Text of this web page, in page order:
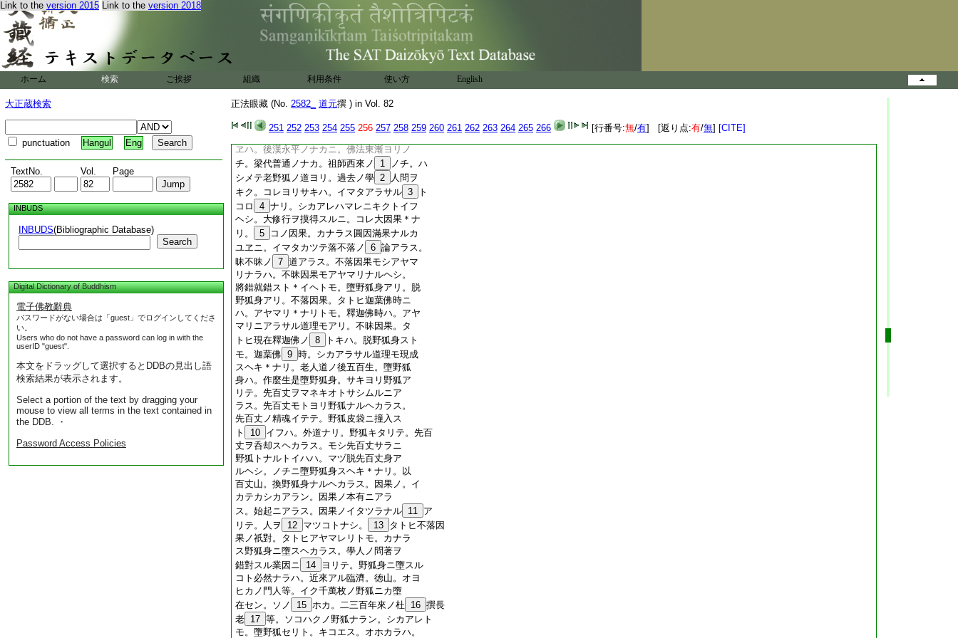
Link to the version 2015 Link to the version 2018
ホーム 検索 ご挨拶 組織 利用条件 使い方 English
大正蔵検索
punctuation Hangul Eng
TextNo. Vol. Page
INBUDS
INBUDS(Bibliographic Database)
Search
Digital Dictionary of Buddhism
電子佛教辭典
パスワードがない場合は「guest」でログインしてくださ
い。
Users who do not have a password can log in with the
userID "guest".
本文をドラッグして選択するとDDBの見出し語
検索結果が表示されます。
Select a portion of the text by dragging your
mouse to view all terms in the text contained in
the DDB. ・
Password Access Policies
正法眼藏 (No. 2582_ 道元撰 ) in Vol. 82
251 252 253 254 255 256 257 258 259 260 261 262 263 264 265 266 [行番号:無/有] [返り点:有/無] [CITE]
丈山ト。一ニ 19
アラス。異ニアラス。前三三
ニアラス。後三三ニアラス。過去ノ百丈山
キタリテ。而今ノ百丈山トナレルニアラ
ス。イマノ百丈山サキタチテ。迦葉佛時ノ
百丈山ニアラサレトモ。曾住此山ノ公案
アリ。爲學人道。ソレ今百丈ノ爲老人道ノ
コトシ。因學人問。ソレ今老人問
21 ノコト
シ。擧スレハ 一不レ得 レ 擧スルヲ レ 二 ヲ 。放二 過
在
第二
ナリ。過去學人問。過去百丈山ノ
大修行底ノ人。還テ落 ルヤ 二 因果 ニ一也 タ無ヤ。コノ問。マ
ヱハ。後漢永平ノナカニ。佛法東漸ヨリノ
チ。梁代普通ノナカ。祖師西來ノ
1
ノチ。ハ
シメテ老野狐ノ道ヨリ。過去ノ學 2
人問ヲ
キク。コレヨリサキハ。イマタアラサル 3
ト
コロ
4 ナリ。シカアレハマレニキクトイフ
ヘシ。大修行ヲ摸得スルニ。コレ大因果＊ナ
リ。
5
コノ因果。カナラス圓因滿果ナルカ
ユヱニ。イマタカツテ落不落ノ
6 論アラス。
昧不昧ノ
7 道アラス。不落因果モシアヤマ
リナラハ。不昧因果モアヤマリナルヘシ。
將錯就錯スト＊イヘトモ。墮野狐身アリ。脱
野狐身アリ。不落因果。タトヒ迦葉佛時ニ
ハ。アヤマリ＊ナリトモ。釋迦佛時ハ。アヤ
マリニアラサル道理モアリ。不昧因果。タ
トヒ現在釋迦佛ノ
8
トキハ。脱野狐身スト
モ。迦葉佛 9 時。シカアラサル道理モ現成
スヘキ＊ナリ。老人道ノ後五百生。墮野狐
身ハ。作麼生是墮野狐身。サキヨリ野狐ア
リテ。先百丈ヲマネキオトサシムルニア
ラス。先百丈モトヨリ野狐ナルヘカラス。
先百丈ノ精魂イテテ。野狐皮袋ニ撞入ス
ト
10 イフハ。外道ナリ。野狐キタリテ。先百
丈ヲ呑却スヘカラス。モシ先百丈サラニ
野狐トナルトイハハ。マヅ脱先百丈身ア
ルヘシ。ノチニ墮野狐身スヘキ＊ナリ。以
百丈山。換野狐身ナルヘカラス。因果ノ。イ
カテカシカアラン。因果ノ本有ニアラ
ス。始起ニアラス。因果ノイタツラナル 11 ア
リテ。人ヲ
12 マツコトナシ。 13 タトヒ不落因
果ノ祇對。タトヒアヤマレリトモ。カナラ
ス野狐身ニ墮スヘカラス。學人ノ問著ヲ
錯對スル業因ニ
14
ヨリテ。野狐身ニ墮スル
コト必然ナラハ。近來アル臨濟。徳山。オヨ
ヒカノ門人等。イク千萬枚ノ野狐ニカ墮
在セン。ソノ
15 ホカ。二三百年來ノ杜 16 撰長
老 17 等。ソコハクノ野狐ナラン。シカアレト
モ。墮野狐セリト。キコエス。オホカラハ。